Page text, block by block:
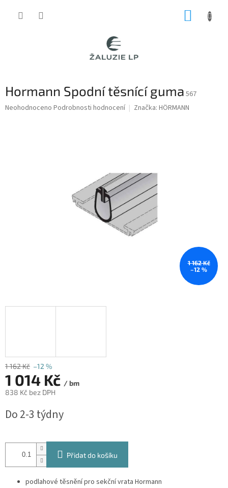
Hormann Spodní těsnící guma 567
Průměrné
Neohodnoceno Podrobnosti hodnocení Značka: HÖRMANN
1 162 Kč
–12 %
1 162 Kč –12 %
1 014 Kč / bm
838 Kč bez DPH
cena:
Do 2-3 týdny
Přidat do košíku
podlahové těsnění pro sekční vrata Hormann